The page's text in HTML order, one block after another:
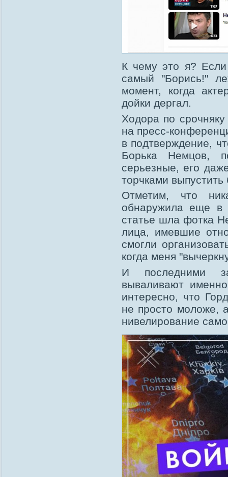
К чему это я? Если
самый "Борись!"
момент, когда
дойки дергал.
Ходора по
на пресс-
в подтверждение,
Борька Немцов,
серьезные, его
торчками
Отметим, что
обнаружила еще в
статье шла фотка
лица, имевшие
смогли
когда меня
И последними
вываливают
интересно, что
не просто моложе,
нивелирование